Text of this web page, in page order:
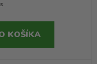
KOŠÍKA